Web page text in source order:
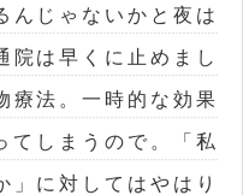
んじゃないかと夜は
院は早くに止めまし
療法。一時的な効果
しまうので。「私
」に対してはやはり